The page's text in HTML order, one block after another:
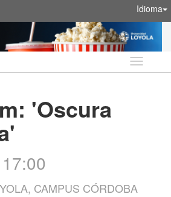
Idioma
Idioma
'Oscura
CAMPUS CÓRDOBA